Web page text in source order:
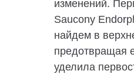
изменений.
Saucony
найдем в
предотвращая
уделила